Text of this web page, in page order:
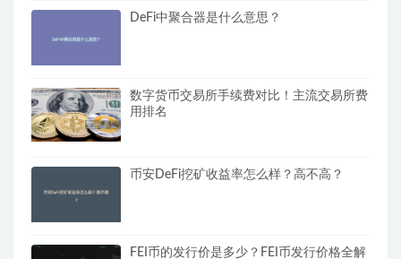
DeFi中聚合器是什么意思？
数字货币交易所手续费对比！主流交易所费
用排名
币安DeFi挖矿收益率怎么样？高不高？
FEI币的发行价是多少？FEI币发行价格全解